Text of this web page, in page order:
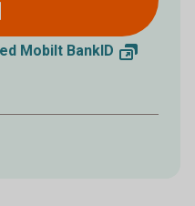
Mobilt BankID